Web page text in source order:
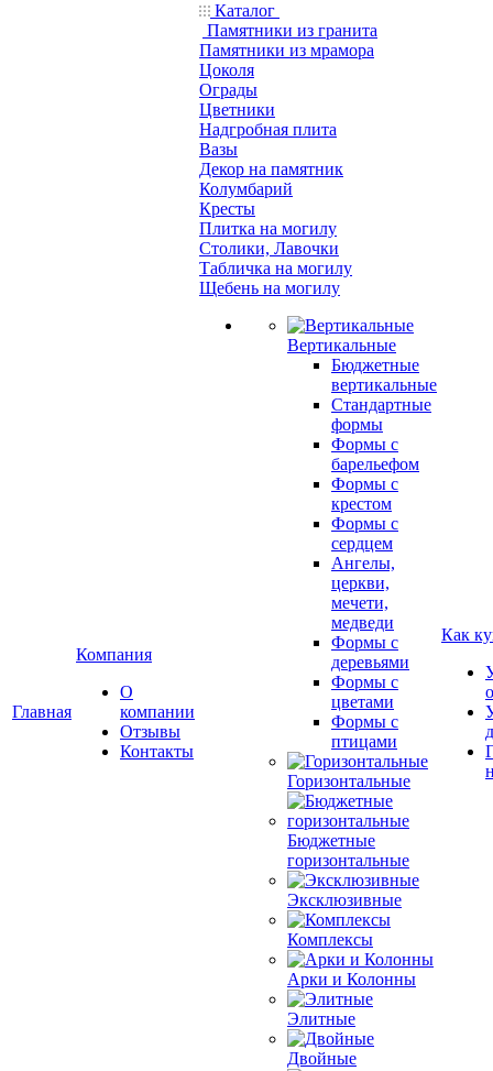
Главная
Компания
О
компании
Отзывы
Контакты
Каталог
Памятники из гранита
Памятники из мрамора
Цоколя
Ограды
Цветники
Надгробная плита
Вазы
Декор на памятник
Колумбарий
Кресты
Плитка на могилу
Столики, Лавочки
Табличка на могилу
Щебень на могилу
Вертикальные
Бюджетные
вертикальные
Стандартные
формы
Формы с
барельефом
Формы с
крестом
Формы с
сердцем
Ангелы,
церкви,
мечети,
медведи
Формы с
деревьями
Формы с
цветами
Формы с
птицами
Горизонтальные
Бюджетные
горизонтальные
Эксклюзивные
Комплексы
Арки и Колонны
Элитные
Двойные
Как